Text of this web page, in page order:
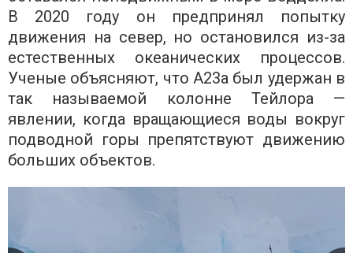
В 2020 году он предпринял попытку
движения на север, но остановился из-за
естественных океанических процессов.
Ученые объясняют, что A23a был удержан в
так называемой колонне Тейлора —
явлении, когда вращающиеся воды вокруг
подводной горы препятствуют движению
больших объектов.